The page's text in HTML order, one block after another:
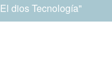
dios Tecnología"